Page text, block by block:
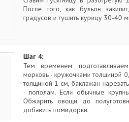
После того, как бульон
градусов и тушить курицу 30-40
Шаг 4:
Тем временем
морковь - кружочками толщиной
толщиной 1 см, баклажан
- пополам. Если обычные
Обжарить овощи до
добавить помидорки.